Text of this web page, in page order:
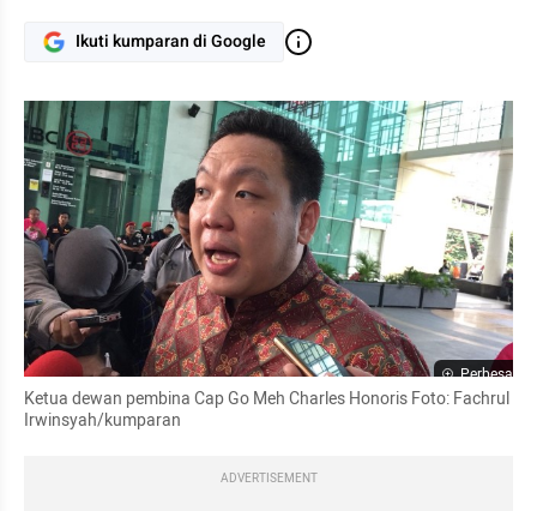
Ikuti kumparan di Google
Perbesar
Ketua dewan pembina Cap Go Meh Charles Honoris Foto: Fachrul
Irwinsyah/kumparan
ADVERTISEMENT